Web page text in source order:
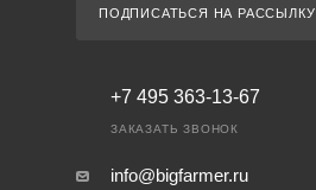
ПОДПИСАТЬСЯ НА РАССЫЛКУ
+7 495 363-13-67
ЗАКАЗАТЬ ЗВОНОК
info@bigfarmer.ru